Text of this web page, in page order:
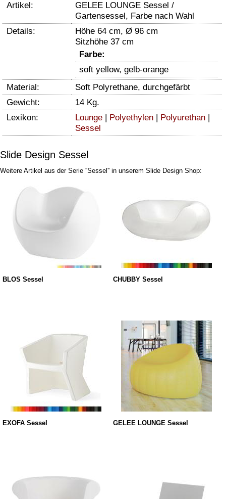
Artikel:
GELEE LOUNGE Sessel /
Gartensessel, Farbe nach Wahl
Details:
Höhe 64 cm, Ø 96 cm
Sitzhöhe 37 cm
Farbe:
soft yellow, gelb-orange
Material:
Soft Polyrethane, durchgefärbt
Gewicht:
14 Kg.
Lexikon:
Lounge Polyethylen Polyurethan
Sessel
Slide Design Sessel
Weitere Artikel aus der Serie ''Sessel'' in unserem Slide Design Shop:
BLOS Sessel CHUBBY Sessel
EXOFA Sessel GELEE LOUNGE Sessel